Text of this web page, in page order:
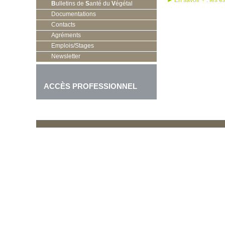
Bulletins de Santé du Végétal
Documentations
Contacts
Agréments
Emplois/Stages
Newsletter
ACCÈS PROFESSIONNEL